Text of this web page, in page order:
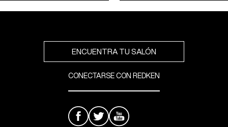
ENCUENTRA TU SALÓN
CONECTARSE CON REDKEN